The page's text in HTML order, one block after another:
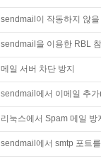
sendmail이 작동하지 않을
sendmail을 이용한 RBL
메일 서버 차단 방지
sendmail에서 이메일 추가
리눅스에서 Spam 메일 방
sendmail에서 smtp 포트